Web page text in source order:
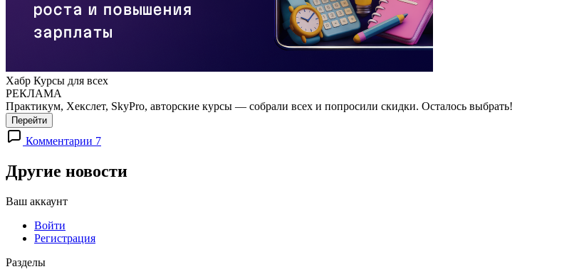
Хабр Курсы для всех
РЕКЛАМА
Практикум, Хекслет, SkyPro, авторские курсы — собрали всех и попросили скидки. Осталось выбрать!
Перейти
Комментарии 7
Другие новости
Ваш аккаунт
Войти
Регистрация
Разделы